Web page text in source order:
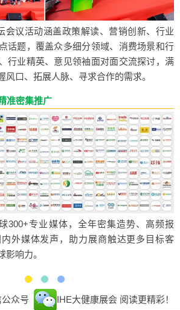
会议活动涵盖政策解读、营销创新、行业
话题，覆盖众多细分领域、消费场景和行
行业精英、意见领袖面对面交流探讨，满
风口、拓展人脉、寻求合作的需求。
准密集推广
300+专业媒体，全年密集造势、高频报
外媒体发声，助力展商触达更多目标客
影响力。
众号 IHE大健康展会 阅读更精彩！